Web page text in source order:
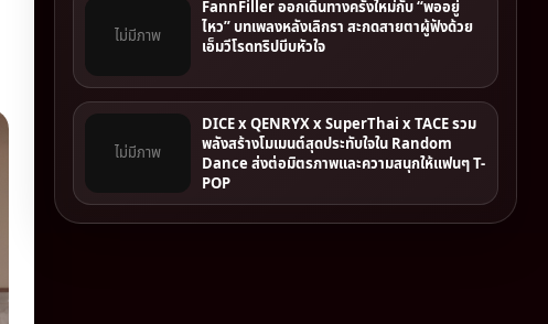
ไม่มีภาพ
FannFiller ออกเดินทางครั้งใหม่กับ “พออยู่
ไหว” บทเพลงหลังเลิกรา สะกดสายตาผู้ฟังด้วย
เอ็มวีโรดทริปบีบหัวใจ
ไม่มีภาพ
DICE x QENRYX x SuperThai x TACE รวม
พลังสร้างโมเมนต์สุดประทับใจใน Random
Dance ส่งต่อมิตรภาพและความสนุกให้แฟนๆ T-
POP